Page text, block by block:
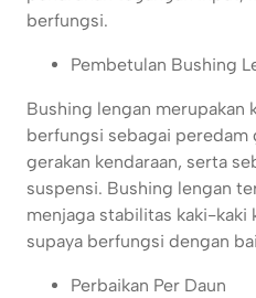
berfungsi.
Pembetulan Bushing
Bushing lengan merupakan
berfungsi sebagai peredam
gerakan kendaraan, serta
suspensi. Bushing lengan
menjaga stabilitas kaki-kaki
supaya berfungsi dengan
Perbaikan Per Daun